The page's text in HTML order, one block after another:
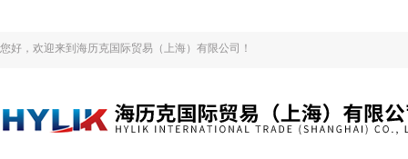
您好，欢迎来到海历克国际贸易（上海）有限公司！